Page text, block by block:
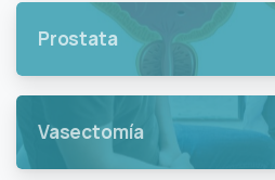
Prostata
Vasectomía